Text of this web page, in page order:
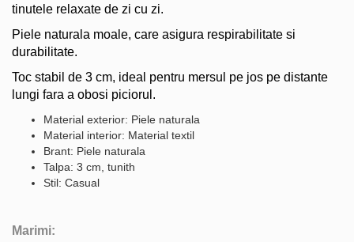
tinutele relaxate de zi cu zi.
Piele naturala moale, care asigura respirabilitate si
durabilitate.
Toc stabil de 3 cm, ideal pentru mersul pe jos pe distante
lungi fara a obosi piciorul.
Material exterior: Piele naturala
Material interior: Material textil
Brant: Piele naturala
Talpa: 3 cm, tunith
Stil: Casual
Marimi: